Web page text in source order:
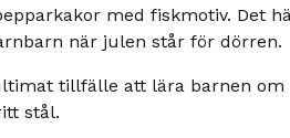
med fiskmotiv. Det
när julen står för dörren.
tillfälle att lära barnen
stål.